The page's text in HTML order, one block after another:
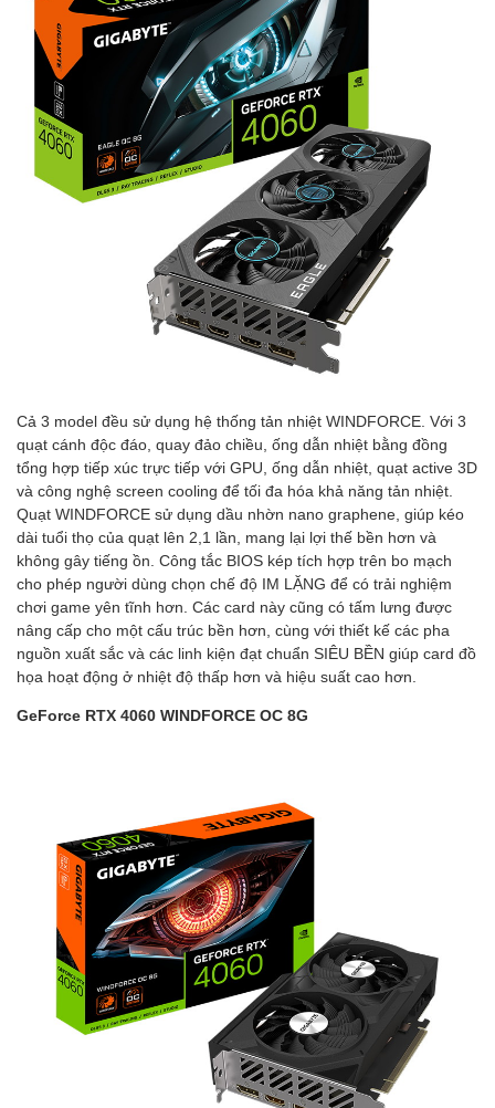
Cả 3 model đều sử dụng hệ thống tản nhiệt WINDFORCE. Với 3
quạt cánh độc đáo, quay đảo chiều, ống dẫn nhiệt bằng đồng
tổng hợp tiếp xúc trực tiếp với GPU, ống dẫn nhiệt, quạt active 3D
và công nghệ screen cooling để tối đa hóa khả năng tản nhiệt.
Quạt WINDFORCE sử dụng dầu nhờn nano graphene, giúp kéo
dài tuổi thọ của quạt lên 2,1 lần, mang lại lợi thế bền hơn và
không gây tiếng ồn. Công tắc BIOS kép tích hợp trên bo mạch
cho phép người dùng chọn chế độ IM LẶNG để có trải nghiệm
chơi game yên tĩnh hơn. Các card này cũng có tấm lưng được
nâng cấp cho một cấu trúc bền hơn, cùng với thiết kế các pha
nguồn xuất sắc và các linh kiện đạt chuẩn SIÊU BỀN giúp card đồ
họa hoạt động ở nhiệt độ thấp hơn và hiệu suất cao hơn.
GeForce RTX 4060 WINDFORCE OC 8G